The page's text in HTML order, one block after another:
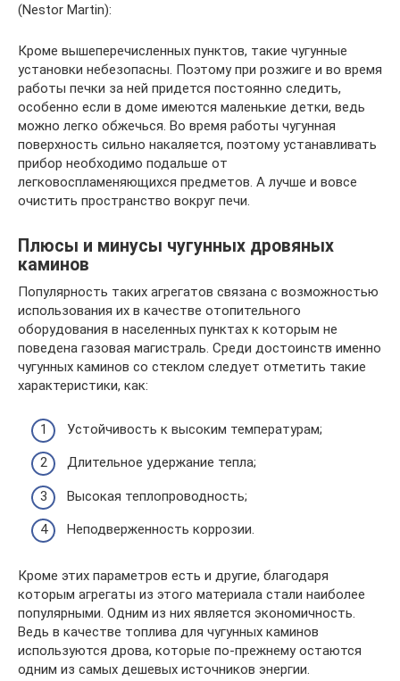
(Nestor Martin):
Кроме вышеперечисленных пунктов, такие чугунные
установки небезопасны. Поэтому при розжиге и во время
работы печки за ней придется постоянно следить,
особенно если в доме имеются маленькие детки, ведь
можно легко обжечься. Во время работы чугунная
поверхность сильно накаляется, поэтому устанавливать
прибор необходимо подальше от
легковоспламеняющихся предметов. А лучше и вовсе
очистить пространство вокруг печи.
Плюсы и минусы чугунных дровяных
каминов
Популярность таких агрегатов связана с возможностью
использования их в качестве отопительного
оборудования в населенных пунктах к которым не
поведена газовая магистраль. Среди достоинств именно
чугунных каминов со стеклом следует отметить такие
характеристики, как:
Устойчивость к высоким температурам;
Длительное удержание тепла;
Высокая теплопроводность;
Неподверженность коррозии.
Кроме этих параметров есть и другие, благодаря
которым агрегаты из этого материала стали наиболее
популярными. Одним из них является экономичность.
Ведь в качестве топлива для чугунных каминов
используются дрова, которые по-прежнему остаются
одним из самых дешевых источников энергии.